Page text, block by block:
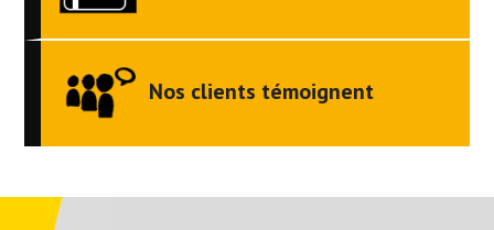
Nos clients témoignent